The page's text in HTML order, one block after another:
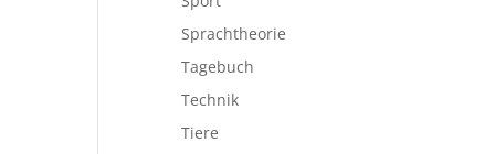
Sprachtheorie
Tagebuch
Technik
Tiere